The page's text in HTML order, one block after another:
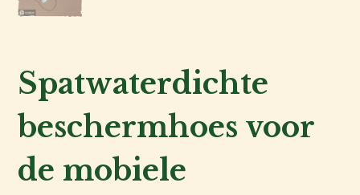
Kat
Voor
de
fokker
Spatwaterdichte
beschermhoes voor
de mobiele